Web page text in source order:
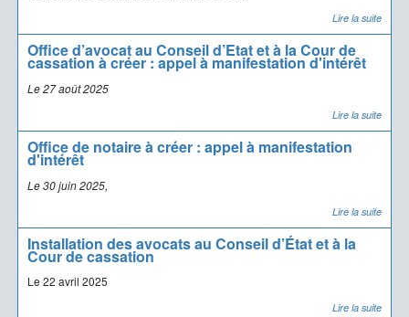
Lire la suite
Office d’avocat au Conseil d’Etat et à la Cour de
cassation à créer : appel à manifestation d'intérêt
Le 27 août 2025
Lire la suite
Office de notaire à créer : appel à manifestation
d'intérêt
Le 30 juin 2025,
Lire la suite
Installation des avocats au Conseil d’État et à la
Cour de cassation
Le 22 avril 2025
Lire la suite